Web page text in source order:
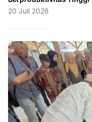
20 Juli 2026